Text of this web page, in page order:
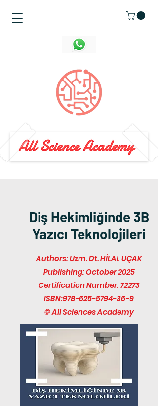
Diş Hekimliğinde 3B
Yazıcı Teknolojileri
Authors: Uzm. Dt. HİLAL UÇAK
Publishing: October 2025
Certification Number: 72273
ISBN:978-625-5794-36-9
© All Sciences Academy